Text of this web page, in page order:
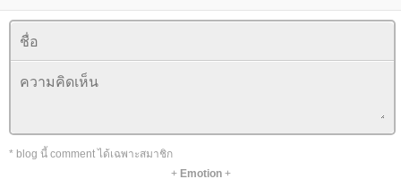
* blog นี้ comment ได้เฉพาะสมาชิก
+ Emotion+